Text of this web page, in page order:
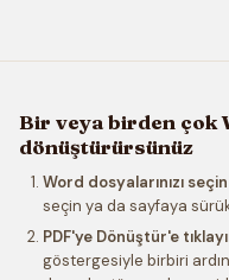
Bir veya birden çok
dönüştürürsünüz
Word dosyalarınızı seçin
seçin ya da sayfaya
PDF'ye Dönüştür'e
göstergesiyle birbiri